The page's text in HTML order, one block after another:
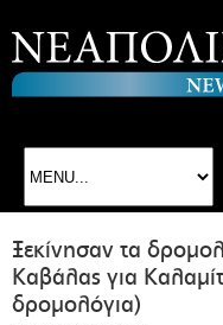
Ξεκίνησαν τα
Καβάλας για
δρομολόγια)